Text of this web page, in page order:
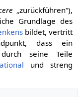
„zurückführen“),
Grundlage des
bildet, vertritt
dass ein
seine Teile
und streng